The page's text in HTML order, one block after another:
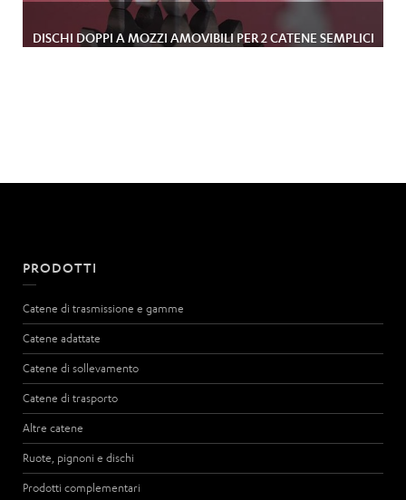
DISCHI DOPPI A MOZZI AMOVIBILI PER 2 CATENE SEMPLICI
PRODOTTI
Catene di trasmissione e gamme
Catene adattate
Catene di sollevamento
Catene di trasporto
Altre catene
Ruote, pignoni e dischi
Prodotti complementari